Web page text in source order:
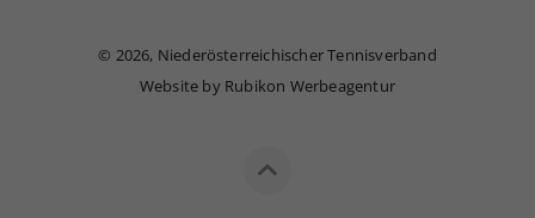
© 2026, Niederösterreichischer Tennisverband
Website by Rubikon Werbeagentur